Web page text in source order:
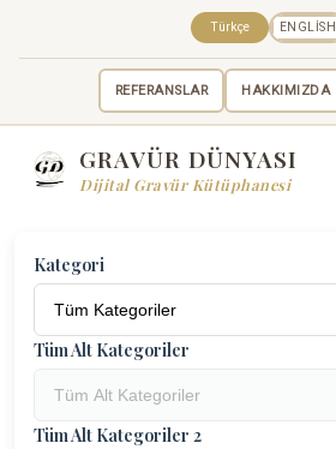
REFERANSLAR HAKKIMIZDA
Türkçe ENGLISH
GRAVÜR DÜNYASI
Dijital Gravür Kütüphanesi
Kategori
Tüm Alt Kategoriler
Tüm Alt Kategoriler 2